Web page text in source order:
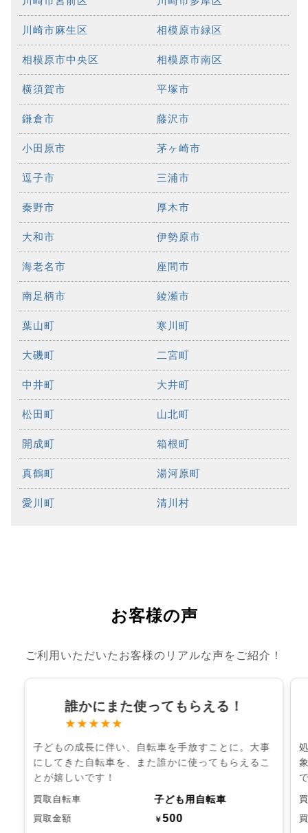
川崎市麻生区 相模原市緑区
相模原市中央区 相模原市南区
横須賀市 平塚市
鎌倉市 藤沢市
小田原市 茅ヶ崎市
逗子市 三浦市
秦野市 厚木市
大和市 伊勢原市
海老名市 座間市
南足柄市 綾瀬市
葉山町 寒川町
大磯町 二宮町
中井町 大井町
松田町 山北町
開成町 箱根町
真鶴町 湯河原町
愛川町 清川村
お客様の声
ご利用いただいたお客様のリアルな声をご紹介！
誰かにまた使ってもらえる！
★★★★★
子どもの成長に伴い、自転車を手放すことに。大事
にしてきた自転車を、また誰かに使ってもらえるこ
とが嬉しいです！
買取自転車 子ども用自転車
買取金額 ￥500